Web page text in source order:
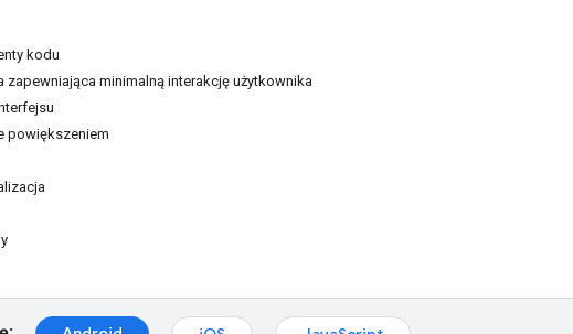
kodu
zapewniająca minimalną interakcję użytkownika
powiększeniem